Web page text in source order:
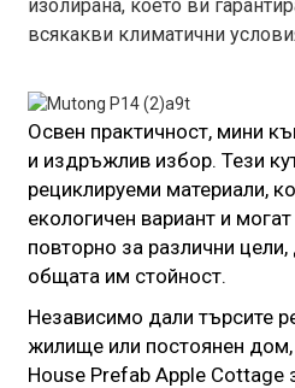
изолирана, което ви
всякакви климатични
Освен практичност, мини
и издръжлив избор. Тези
рециклируеми материали,
екологичен вариант и
повторно за различни
общата им стойност.
Независимо дали търсите
жилище или постоянен
House Prefab Apple Cottage